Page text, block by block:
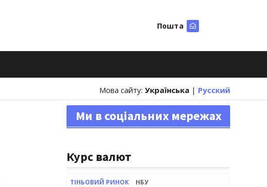
Пошта
Мова сайту: Українська | Русский
Ми в соціальних мережах
Курс валют
ТІНЬОВИЙ РИНОК НБУ